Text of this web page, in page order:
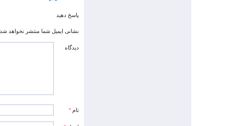
پاسخ دهید
نشانی ایمیل شما منتشر نخواهد شد.
دیدگاه
نام *